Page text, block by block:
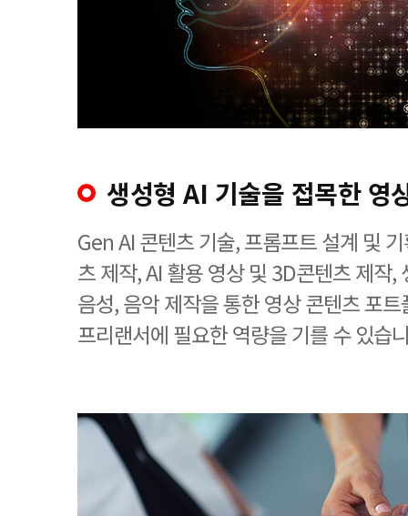
생성형 AI 기술을 접목한 영
Gen AI 콘텐츠 기술, 프롬프트 설계 및
츠 제작, AI 활용 영상 및 3D콘텐츠 제작,
음성, 음악 제작을 통한 영상 콘텐츠 포
프리랜서에 필요한 역량을 기를 수 있습